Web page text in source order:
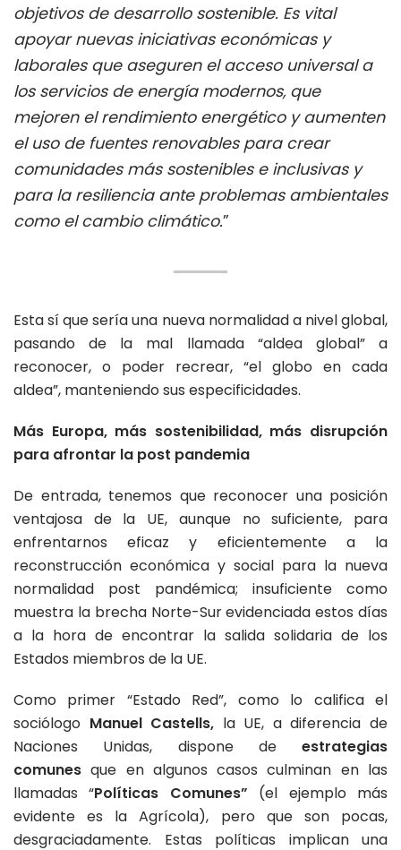
objetivos de desarrollo sostenible. Es vital
apoyar nuevas iniciativas económicas y
laborales que aseguren el acceso universal a
los servicios de energía modernos, que
mejoren el rendimiento energético y aumenten
el uso de fuentes renovables para crear
comunidades más sostenibles e inclusivas y
para la resiliencia ante problemas ambientales
como el cambio climático.”
Esta sí que sería una nueva normalidad a nivel global,
pasando de la mal llamada “aldea global” a
reconocer, o poder recrear, “el globo en cada
aldea”, manteniendo sus especificidades.
Más Europa, más sostenibilidad, más disrupción
para afrontar la post pandemia
De entrada, tenemos que reconocer una posición
ventajosa de la UE, aunque no suficiente, para
enfrentarnos eficaz y eficientemente a la
reconstrucción económica y social para la nueva
normalidad post pandémica; insuficiente como
muestra la brecha Norte-Sur evidenciada estos días
a la hora de encontrar la salida solidaria de los
Estados miembros de la UE.
Como primer “Estado Red”, como lo califica el
sociólogo Manuel Castells, la UE, a diferencia de
Naciones Unidas, dispone de estrategias
comunes que en algunos casos culminan en las
llamadas “Políticas Comunes” (el ejemplo más
evidente es la Agrícola), pero que son pocas,
desgraciadamente. Estas políticas implican una